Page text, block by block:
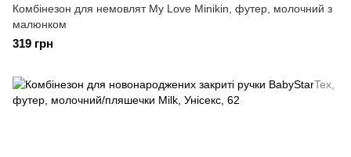
Комбінезон для немовлят My Love Minikin, футер, молочний з
малюнком
319 грн